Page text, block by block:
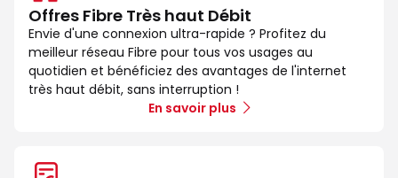
Offres Fibre Très haut Débit
Envie d'une connexion ultra-rapide ? Profitez du
meilleur réseau Fibre pour tous vos usages au
quotidien et bénéficiez des avantages de l'internet
très haut débit, sans interruption !
En savoir plus